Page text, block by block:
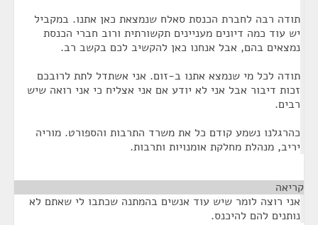
תודה רבה לחברת הכנסת סאלח שנמצאת כאן אתנו. במקביל
יש עוד כמה דיונים מעניינים תקשורתית ורוב חברי הכנסת
נמצאים בהם, אבל אנחנו כאן להקשיב לכם בקשב רב.
תודה לכל מי שנמצא אתנו ב-זום. אני אשתדל לתת לרובכם
זכות דיבור אבל אני לא יודע אם אני אצליח כי אני רואה שיש
רבים.
כהרגלנו נשמע קודם כל את משרד התרבות והספורט. מוריה
יריב, מנהלת מחלקת אומנויות ותרבות.
קריאה
אני רוצה לומר שיש עוד אנשים בהמתנה שכתבו לי שאתם לא
נותנים להם להיכנס.